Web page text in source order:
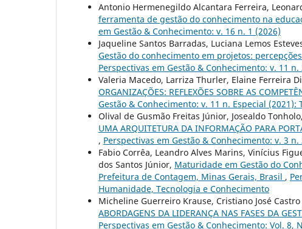
Antonio Hermenegildo Alcantara Ferreira,
ferramenta de gestão do conhecimento na
em Gestão & Conhecimento: v. 16 n. 1 (2026)
Jaqueline Santos Barradas, Luciana Lemos
Gestão do conhecimento em projetos:
Perspectivas em Gestão & Conhecimento: v. 11 n.
Valeria Macedo, Larriza Thurler, Elaine Ferreira
ORGANIZAÇÕES: REFLEXÕES SOBRE AS
Gestão & Conhecimento: v. 11 n. Especial (2021):
Olival de Gusmão Freitas Júnior, Josealdo
UMA ARQUITETURA DA INFORMAÇÃO PARA
, Perspectivas em Gestão & Conhecimento: v. 3 n.
Fabio Corrêa, Leandro Alves Marins, Vinícius
dos Santos Júnior, Maturidade em Gestão do
Prefeitura de Contagem, Minas Gerais, Brasil ,
Humanidade, Tecnologia e Conhecimento
Micheline Guerreiro Krause, Cristiano José
ABORDAGENS DA LIDERANÇA NAS FASES DA
Perspectivas em Gestão & Conhecimento: Vol. 8,